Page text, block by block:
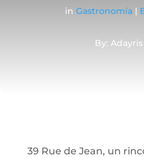
in Gastronomía |
By:
39 Rue de Jean, un